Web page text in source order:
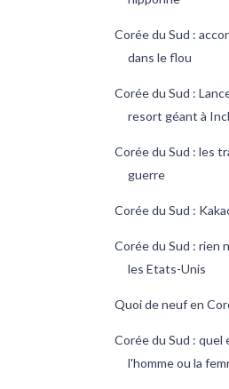
Corée du Sud :
dans le flou
Corée du Sud :
resort géant à
Corée du Sud : les
guerre
Corée du Sud :
Corée du Sud : rien
les Etats-Unis
Quoi de neuf en
Corée du Sud : quel
l'homme ou la